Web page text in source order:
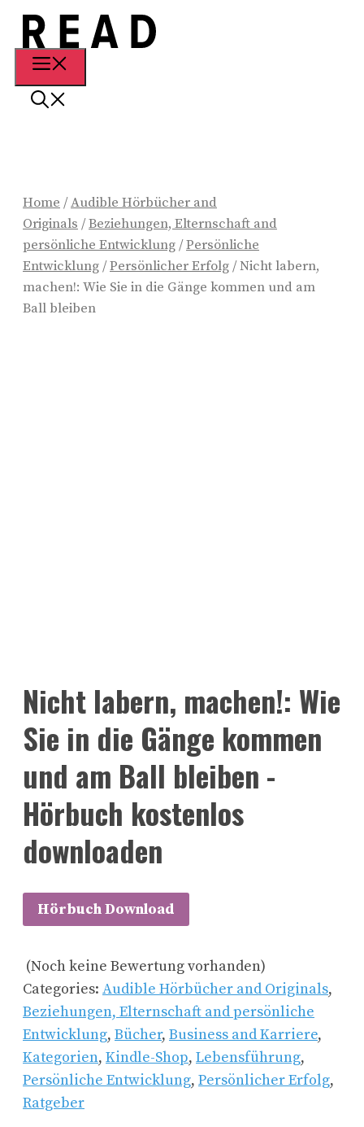
Zum
Inhalt
springen
Home /Audible Hörbücher and
Originals /Beziehungen, Elternschaft and
persönliche Entwicklung/Persönliche
Entwicklung/Persönlicher Erfolg/ Nicht labern,
machen!: Wie Sie in die Gänge kommen und am
Ball bleiben
Nicht labern, machen!: Wie
Sie in die Gänge kommen
und am Ball bleiben -
Hörbuch kostenlos
downloaden
Hörbuch Download
(Noch keine Bewertung vorhanden)
Categories: Audible Hörbücher and Originals,
Beziehungen, Elternschaft and persönliche
Entwicklung, Bücher, Business and Karriere,
Kategorien, Kindle-Shop, Lebensführung,
Persönliche Entwicklung, Persönlicher Erfolg,
Ratgeber